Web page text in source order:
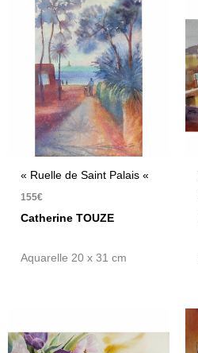
« Ruelle de Saint Palais «
155€
Catherine TOUZE
Aquarelle 20 x 31 cm